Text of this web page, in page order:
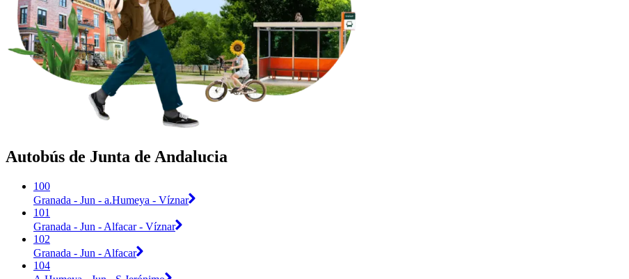
Autobús de Junta de Andalucia
100
Granada - Jun - a.Humeya - Víznar
101
Granada - Jun - Alfacar - Víznar
102
Granada - Jun - Alfacar
104